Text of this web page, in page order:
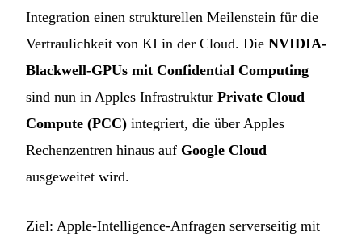
Integration einen strukturellen Meilenstein für die
Vertraulichkeit von KI in der Cloud. Die NVIDIA-
Blackwell-GPUs mit Confidential Computing
sind nun in Apples Infrastruktur Private Cloud
Compute (PCC) integriert, die über Apples
Rechenzentren hinaus auf Google Cloud
ausgeweitet wird.
Ziel: Apple-Intelligence-Anfragen serverseitig mit